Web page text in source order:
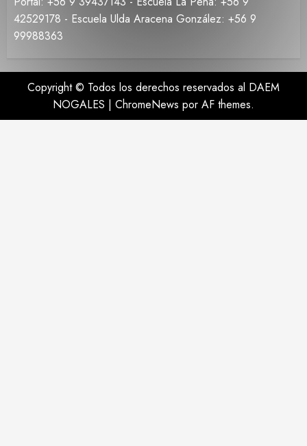
42529178 - Escuela Ulda Aracena González: +56 9
99988363
Copyright © Todos los derechos reservados al DAEM
NOGALES | ChromeNews por AF themes.